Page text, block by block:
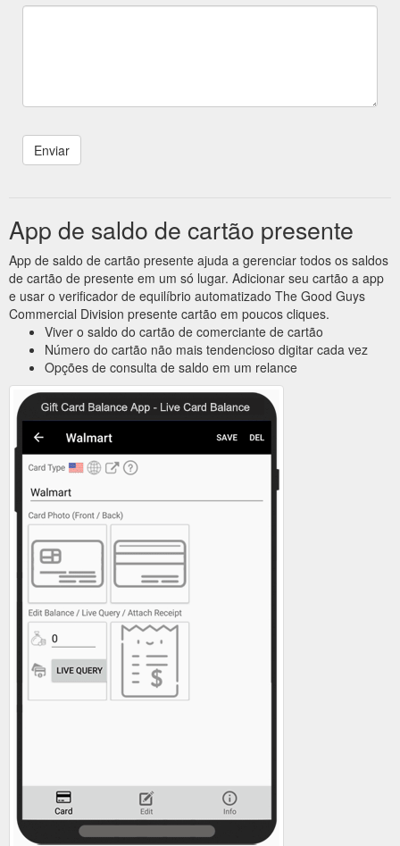
App de saldo de cartão presente
App de saldo de cartão presente ajuda a gerenciar todos os saldos
de cartão de presente em um só lugar. Adicionar seu cartão a app
e usar o verificador de equilíbrio automatizado The Good Guys
Commercial Division presente cartão em poucos cliques.
Viver o saldo do cartão de comerciante de cartão
Número do cartão não mais tendencioso digitar cada vez
Opções de consulta de saldo em um relance